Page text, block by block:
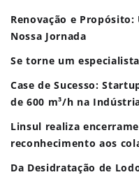
Renovação e
Nossa Jornada
Se torne um
Case de Sucesso:
de 600 m³/h na
Linsul realiza
reconhecimento aos
Da Desidratação de